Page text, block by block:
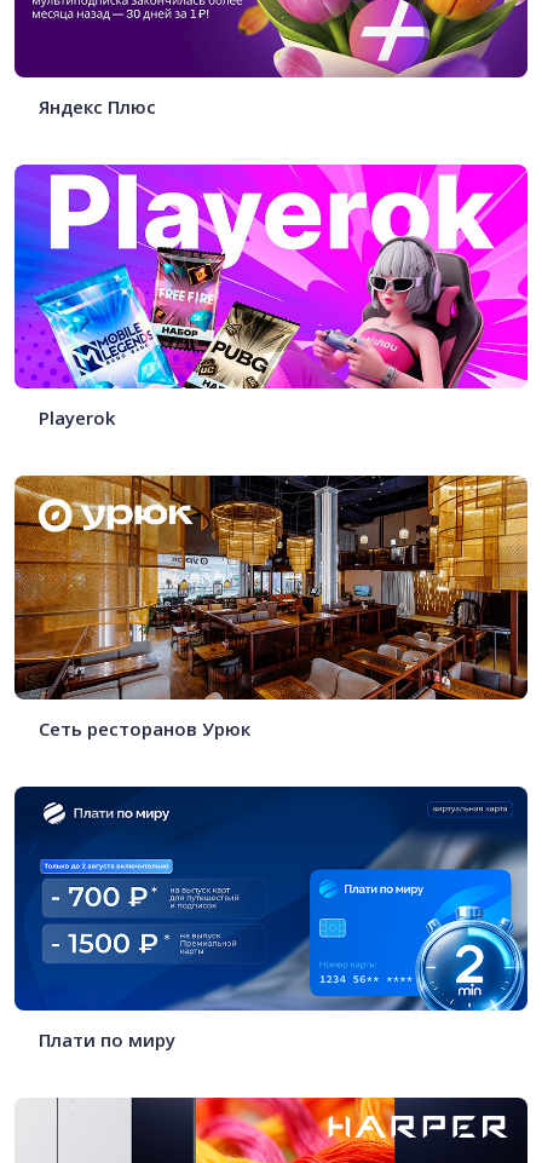
Яндекс Плюс
Playerok
Сеть ресторанов Урюк
Плати по миру